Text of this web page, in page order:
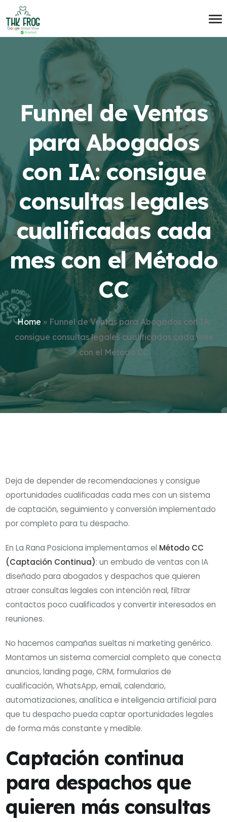
Funnel de Ventas
para Abogados
con IA: consigue
consultas legales
cualificadas cada
mes con el Método
CC
Home » Funnel de Ventas para Abogados con IA:
consigue consultas legales cualificadas cada mes
con el Método CC
Deja de depender de recomendaciones y consigue
oportunidades cualificadas cada mes con un sistema
de captación, seguimiento y conversión implementado
por completo para tu despacho.
En La Rana Posiciona implementamos el Método CC
(Captación Continua): un embudo de ventas con IA
diseñado para abogados y despachos que quieren
atraer consultas legales con intención real, filtrar
contactos poco cualificados y convertir interesados en
reuniones.
No hacemos campañas sueltas ni marketing genérico.
Montamos un sistema comercial completo que conecta
anuncios, landing page, CRM, formularios de
cualificación, WhatsApp, email, calendario,
automatizaciones, analítica e inteligencia artificial para
que tu despacho pueda captar oportunidades legales
de forma más constante y medible.
Captación continua
para despachos que
quieren más consultas